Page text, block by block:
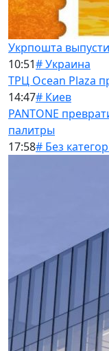
Укрпошта
10:51# Украина
ТРЦ Ocean Plaza
14:47# Киев
PANTONE
палитры
17:58# Без